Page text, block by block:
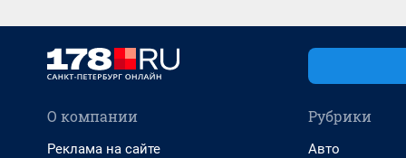
О компании
Реклама на сайте
Рубрики
Авто